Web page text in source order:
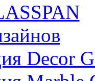
Decor